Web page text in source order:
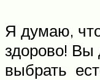
Я думаю,
здорово! Вы
выбрать